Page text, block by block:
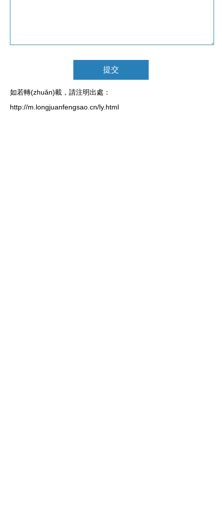
如若轉(zhuǎn)載，請注明出處：
http://m.longjuanfengsao.cn/ly.html